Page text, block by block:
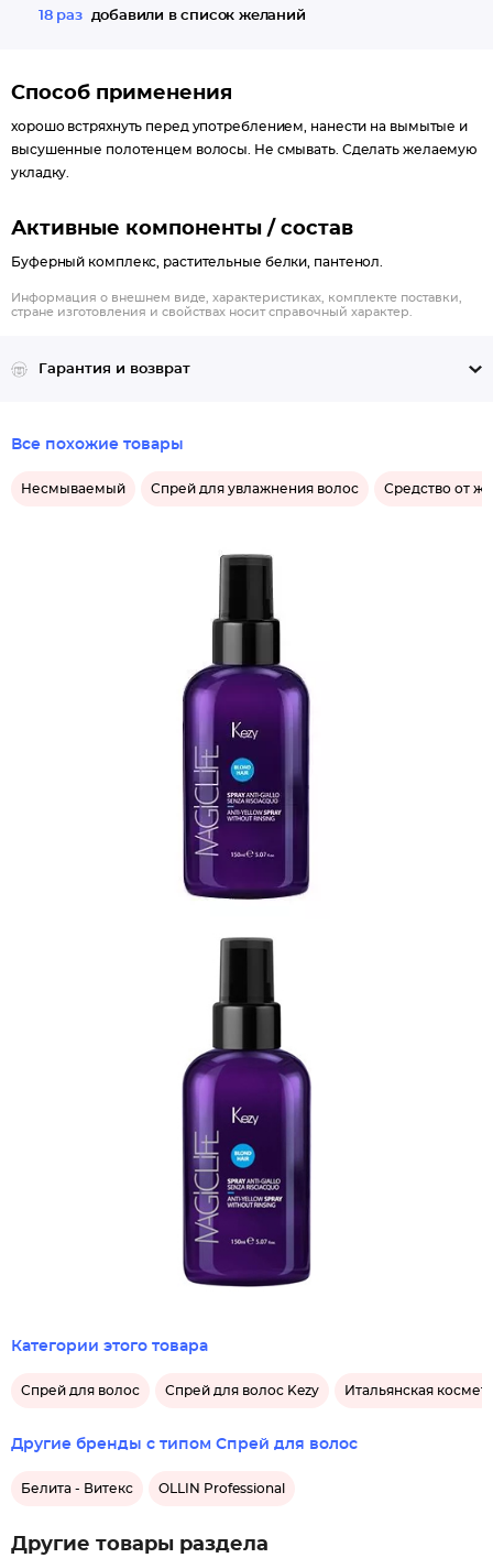
18 раз добавили в список желаний
Способ применения
хорошо встряхнуть перед употреблением, нанести на вымытые и
высушенные полотенцем волосы. Не смывать. Сделать желаемую
укладку.
Активные компоненты / состав
Буферный комплекс, растительные белки, пантенол.
Информация о внешнем виде, характеристиках, комплекте поставки,
стране изготовления и свойствах носит справочный характер.
Гарантия и возврат
Все похожие товары
Несмываемый Спрей для увлажнения волос Средство от
Категории этого товара
Спрей для волос Спрей для волос Kezy Итальянская
Другие бренды с типом Спрей для волос
Белита - Витекс OLLIN Professional
Другие товары раздела